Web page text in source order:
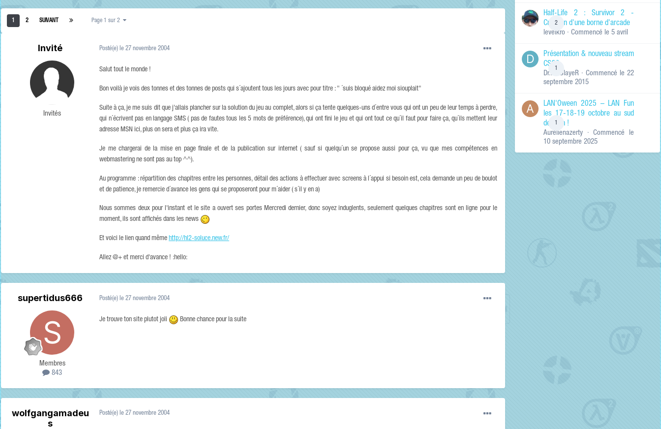
RECHERCHER LES
Titres et corps
Titres des
uniquement
2 SUIVANT Page 1 sur 2
Invité
Invités
Posté(e) le 27 novembre 2004
Salut tout le monde !
Bon voilà je vois des tonnes et des tonnes de posts qui s´ajoutent tous les jours avec pour titre : " ´suis bloqué aidez moi siouplait"
Suite à ça, je me suis dit que j'allais plancher sur la solution du jeu au complet, alors si ça tente quelques-uns d´entre vous qui ont un peu de leur temps à perdre,
qui n´écrivent pas en langage SMS ( pas de fautes tous les 5 mots de préférence), qui ont fini le jeu et qui ont tout ce qu´il faut pour faire ça, qu´ils mettent leur
adresse MSN ici, plus on sera et plus ça ira vite.
Je me chargerai de la mise en page finale et de la publication sur internet ( sauf si quelqu´un se propose aussi pour ça, vu que mes compétences en
webmastering ne sont pas au top ^^).
Au programme : répartition des chapitres entre les personnes, détail des actions à effectuer avec screens à l´appui si besoin est, cela demande un peu de boulot
et de patience, je remercie d´avance les gens qui se proposeront pour m´aider ( s´il y en a)
Nous sommes deux pour l'instant et le site a ouvert ses portes Mercredi dernier, donc soyez induglents, seulement quelques chapitres sont en ligne pour le
moment, ils sont affichés dans les news
Et voici le lien quand même http://hl2-soluce.new.fr/
Allez @+ et merci d'avance ! :hello:
supertidus666
Membres
843
Posté(e) le 27 novembre 2004
Je trouve ton site plutot joli Bonne chance pour la suite
wolfgangamadeu
s
Posté(e) le 27 novembre 2004
2
Half-Life 2 : Survivor 2 -
Création d'une borne d'arcade
levelkro · Commencé le 5 avril
1
Présentation & nouveau stream
CSGO
Dr.KinSlayeR · Commencé le 22
septembre 2015
1
LAN'Oween 2025 – LAN Fun
les 17-18-19 octobre au sud
de Lyon !
Aurelienazerty · Commencé le
10 septembre 2025